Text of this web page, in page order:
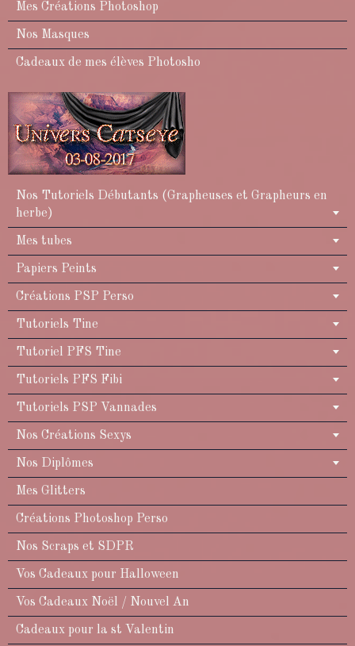
Mes Créations Photoshop
Nos Masques
Cadeaux de mes élèves Photosho
Nos Tutoriels Débutants (Grapheuses et Grapheurs en
herbe)
Mes tubes
Papiers Peints
Créations PSP Perso
Tutoriels Tine
Tutoriel PFS Tine
Tutoriels PFS Fibi
Tutoriels PSP Vannades
Nos Créations Sexys
Nos Diplômes
Mes Glitters
Créations Photoshop Perso
Nos Scraps et SDPR
Vos Cadeaux pour Halloween
Vos Cadeaux Noël / Nouvel An
Cadeaux pour la st Valentin